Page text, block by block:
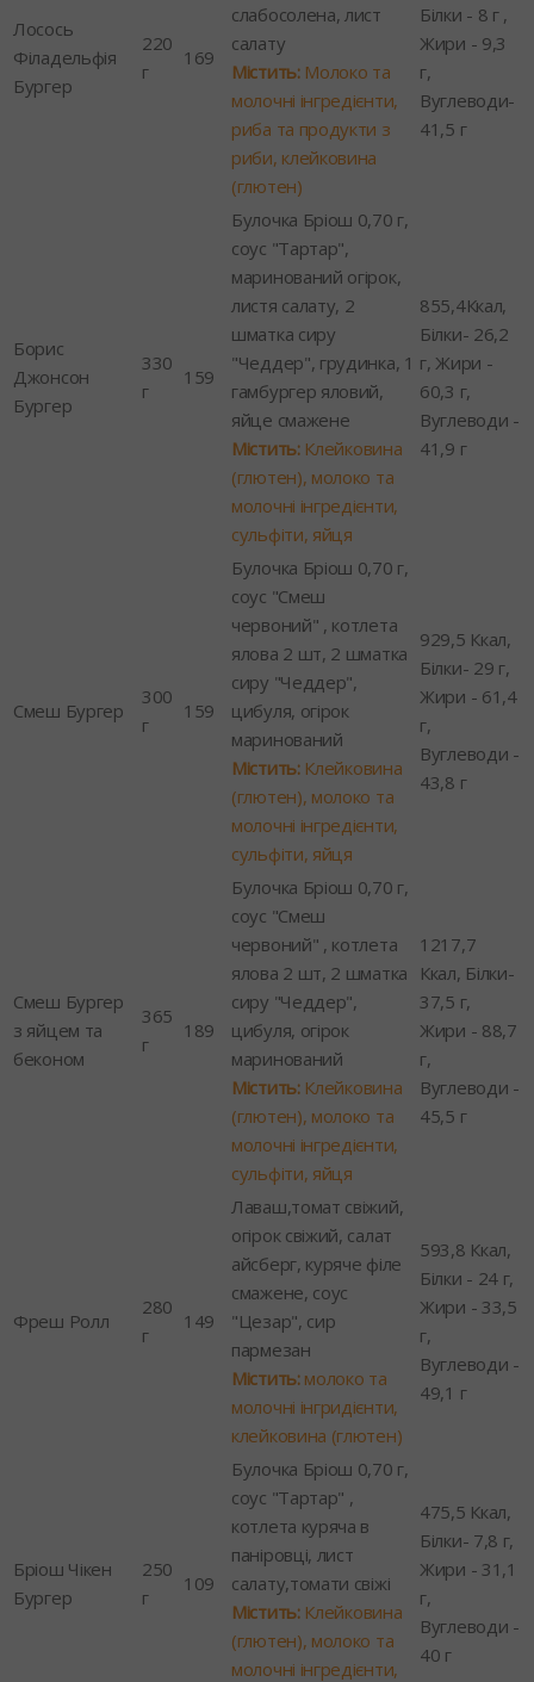
Лосось
Філадельфія
Бургер
220
г
169
слабосолена, лист
салату
Містить:Молоко та
молочні інгредієнти,
риба та продукти з
риби, клейковина
(глютен)
Білки - 8 г ,
Жири - 9,3
г,
Вуглеводи-
41,5 г
Борис
Джонсон
Бургер
330
г
159
Булочка Бріош 0,70 г,
соус "Тартар",
маринований огірок,
листя салату, 2
шматка сиру
"Чеддер", грудинка, 1
гамбургер яловий,
яйце смажене
Містить:Клейковина
(глютен), молоко та
молочні інгредієнти,
сульфіти, яйця
855,4Ккал,
Білки- 26,2
г, Жири -
60,3 г,
Вуглеводи -
41,9 г
Смеш Бургер
300
г
159
Булочка Бріош 0,70 г,
соус "Смеш
червоний" , котлета
ялова 2 шт, 2 шматка
сиру "Чеддер",
цибуля, огірок
маринований
Містить:Клейковина
(глютен), молоко та
молочні інгредієнти,
сульфіти, яйця
929,5 Ккал,
Білки- 29 г,
Жири - 61,4
г,
Вуглеводи -
43,8 г
Смеш Бургер
з яйцем та
беконом
365
г
189
Булочка Бріош 0,70 г,
соус "Смеш
червоний" , котлета
ялова 2 шт, 2 шматка
сиру "Чеддер",
цибуля, огірок
маринований
Містить:Клейковина
(глютен), молоко та
молочні інгредієнти,
сульфіти, яйця
1217,7
Ккал, Білки-
37,5 г,
Жири - 88,7
г,
Вуглеводи -
45,5 г
Фреш Ролл
280
г
149
Лаваш,томат свіжий,
огірок свіжий, салат
айсберг, куряче філе
смажене, соус
"Цезар", сир
пармезан
Містить:молоко та
молочні інгридієнти,
клейковина (глютен)
593,8 Ккал,
Білки - 24 г,
Жири - 33,5
г,
Вуглеводи -
49,1 г
Бріош Чікен
Бургер
250
г
109
Булочка Бріош 0,70 г,
соус "Тартар" ,
котлета куряча в
паніровці, лист
салату,томати свіжі
Містить:Клейковина
(глютен), молоко та
молочні інгредієнти,
475,5 Ккал,
Білки- 7,8 г,
Жири - 31,1
г,
Вуглеводи -
40 г